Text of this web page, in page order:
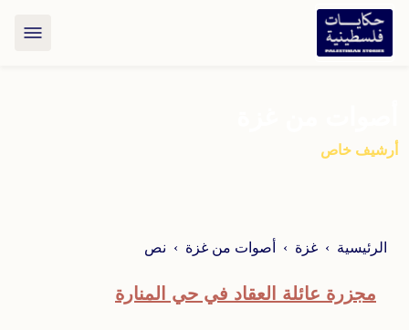
أرشيف خاص
الرئيسية غزة أصوات من غزة نص
مجزرة عائلة العقاد في حي المنارة